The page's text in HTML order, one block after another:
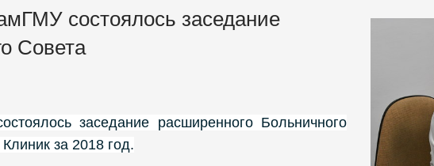
состоялось заседание
Совета
заседание расширенного Больничного
за 2018 год.